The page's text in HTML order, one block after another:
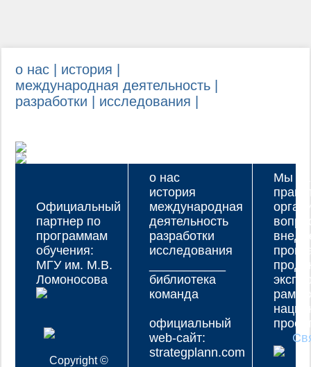
о нас |
история |
международная деятельность |
разработки |
исследования |
Официальный
партнер по
программам
обучения:
МГУ им. М.В.
Ломоносова
Copyright ©
о нас
история
международная
деятельность
разработки
исследования
библиотека
команда
официальный
web-сайт:
strategplann.com
Мы